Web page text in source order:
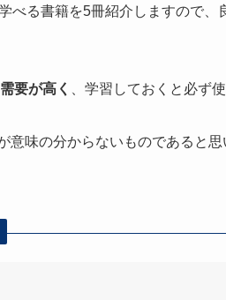
べる書籍を5冊紹介しますので
要が高く 、学習しておくと必ず
意味の分からないものであると